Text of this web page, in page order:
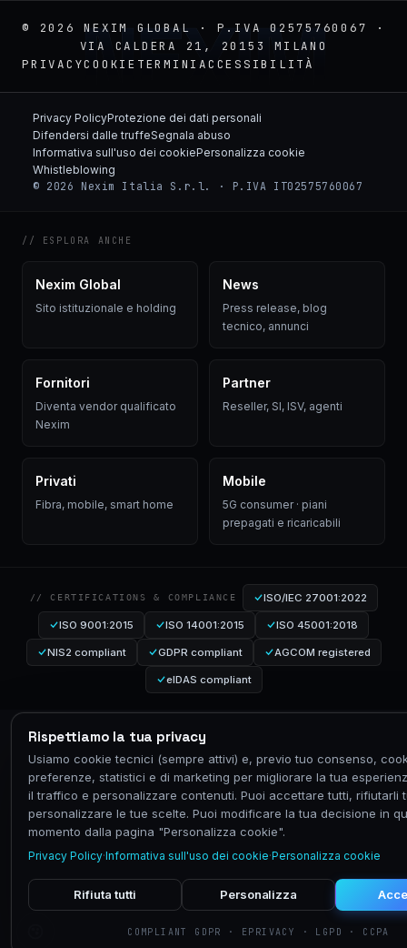
© 2026 NEXIM GLOBAL · P.IVA 02575760067 ·
VIA CALDERA 21, 20153 MILANO
PRIVACYCOOKIE TERMINI ACCESSIBILITÀ
NEXIM
Rispettiamo la tua privacy
Usiamo cookie tecnici (sempre attivi) e, previo tuo consenso,
preferenze, statistici e di marketing per migliorare la tua
il traffico e personalizzare contenuti. Puoi accettare tutti, rifiutarli
personalizzare le tue scelte. Puoi modificare la tua decisione in
momento dalla pagina "Personalizza cookie".
Privacy Policy·Informativa sull'uso dei cookie·Personalizza cookie
Rifiuta tutti Personalizza
COMPLIANT GDPR · EPRIVACY · LGPD · CCPA
Privacy PolicyProtezione dei dati personali
Difendersi dalle truffeSegnala abuso
Informativa sull'uso dei cookiePersonalizza cookie
Whistleblowing
© 2026 Nexim Italia S.r.l. · P.IVA IT02575760067
// ESPLORA ANCHE
Nexim Global
Sito istituzionale e holding
News
Press release, blog
tecnico, annunci
Fornitori
Diventa vendor qualificato
Nexim
Partner
Reseller, SI, ISV, agenti
Privati
Fibra, mobile, smart home
Mobile
5G consumer · piani
prepagati e ricaricabili
// CERTIFICATIONS & COMPLIANCE ISO/IEC 27001:2022
ISO 9001:2015 ISO 14001:2015 ISO 45001:2018
NIS2 compliant GDPR compliant AGCOM registered
eIDAS compliant